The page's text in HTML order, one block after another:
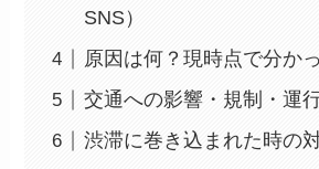
SNS）
原因は何？現時点で分か
交通への影響・規制・運
渋滞に巻き込まれた時の